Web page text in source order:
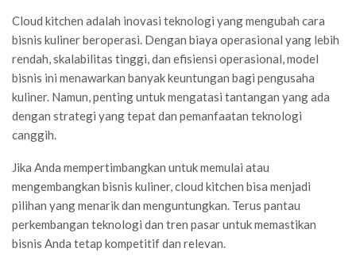
Cloud kitchen adalah inovasi teknologi yang mengubah cara
bisnis kuliner beroperasi. Dengan biaya operasional yang lebih
rendah, skalabilitas tinggi, dan efisiensi operasional, model
bisnis ini menawarkan banyak keuntungan bagi pengusaha
kuliner. Namun, penting untuk mengatasi tantangan yang ada
dengan strategi yang tepat dan pemanfaatan teknologi
canggih.
Jika Anda mempertimbangkan untuk memulai atau
mengembangkan bisnis kuliner, cloud kitchen bisa menjadi
pilihan yang menarik dan menguntungkan. Terus pantau
perkembangan teknologi dan tren pasar untuk memastikan
bisnis Anda tetap kompetitif dan relevan.